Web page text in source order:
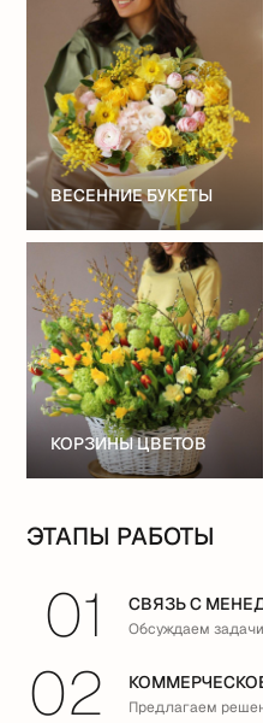
ВЕСЕННИЕ БУКЕТЫ
КОРЗИНЫ ЦВЕТОВ
ЭТАПЫ РАБОТЫ
01 СВЯЗЬ С
Обсуждаем
02 Предлагаем